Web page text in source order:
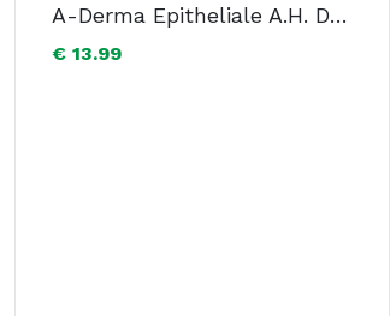
A-Derma Epitheliale A.H. Duo Creme Ultra Reparador E Anti-Marcas 40ml
€ 13.99